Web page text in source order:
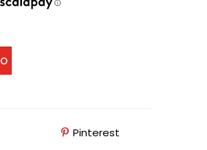
Pinterest